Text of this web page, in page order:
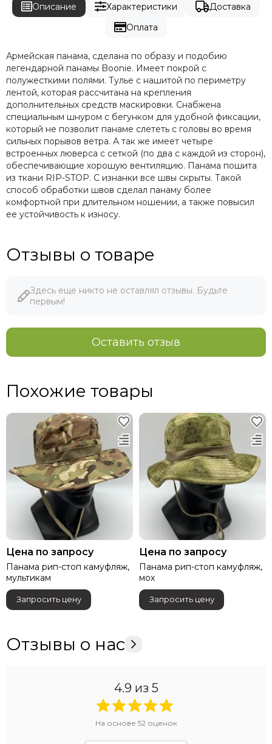
Описание Характеристики
Доставка
Оплата
Армейская панама, сделана по образу и подобию
легендарной панамы Boonie. Имеет покрой с
полужесткими полями. Тулье с нашитой по периметру
лентой, которая рассчитана на крепления
дополнительных средств маскировки. Снабжена
специальным шнуром с бегунком для удобной фиксации,
который не позволит панаме слететь с головы во время
сильных порывов ветра. А так же имеет четыре
встроенных люверса с сеткой (по два с каждой из сторон),
обеспечивающие хорошую вентиляцию. Панама пошита
из ткани RIP-STOP. С изнанки все швы скрыты. Такой
способ обработки швов сделал панаму более
комфортной при длительном ношении, а также повысил
ее устойчивость к износу.
Отзывы о товаре
Здесь еще никто не оставлял отзывы. Будьте
первым!
Оставить отзыв
Похожие товары
Цена по запросу
Панама рип-стоп камуфляж,
мультикам
Запросить цену
Цена по запросу
Панама рип-стоп камуфляж,
мох
Запросить цену
Отзывы о нас
4.9 из 5
На основе 52 оценок